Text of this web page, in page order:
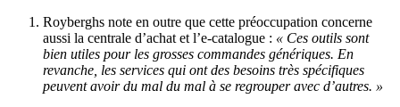
Royberghs note en outre que cette préoccupation concerne
aussi la centrale d’achat et l’e-catalogue : « Ces outils sont
bien utiles pour les grosses commandes génériques. En
revanche, les services qui ont des besoins très spécifiques
peuvent avoir du mal du mal à se regrouper avec d’autres. »